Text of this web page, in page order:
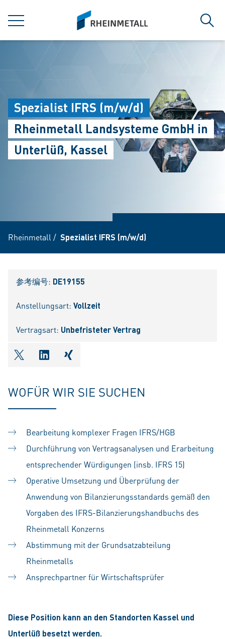
菜单
siteLogo
搜索
Spezialist IFRS (m/w/d)
Rheinmetall Landsysteme GmbH in
Unterlüß, Kassel
Rheinmetall / Spezialist IFRS (m/w/d)
参考编号: DE19155
Anstellungsart: Vollzeit
Vertragsart: Unbefristeter Vertrag
shareOntwitter
shareOnlinkedIn
shareOnxing
WOFÜR WIR SIE SUCHEN
Bearbeitung komplexer Fragen IFRS/HGB
Durchführung von Vertragsanalysen und Erarbeitung
entsprechender Würdigungen (insb. IFRS 15)
Operative Umsetzung und Überprüfung der
Anwendung von Bilanzierungsstandards gemäß den
Vorgaben des IFRS-Bilanzierungshandbuchs des
Rheinmetall Konzerns
Abstimmung mit der Grundsatzabteilung
Rheinmetalls
Ansprechpartner für Wirtschaftsprüfer
Diese Position kann an den Standorten Kassel und
Unterlüß besetzt werden.